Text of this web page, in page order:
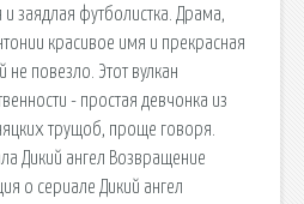
заядлая футболистка. Драма,
красивое имя и прекрасная
не повезло. Этот вулкан
- простая девчонка из
трущоб, проще говоря.
Дикий ангел Возвращение
о сериале Дикий ангел